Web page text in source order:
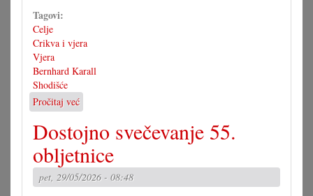
Tagovi:
Celje
Crikva i vjera
Vjera
Bernhard Karall
Shodišće
Pročitaj već
Jubilarno
stoveto
shodišće
Dostojno svečevanje 55.
obljetnice
pet, 29/05/2026 - 08:48